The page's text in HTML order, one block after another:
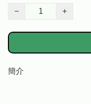
−
+
簡介